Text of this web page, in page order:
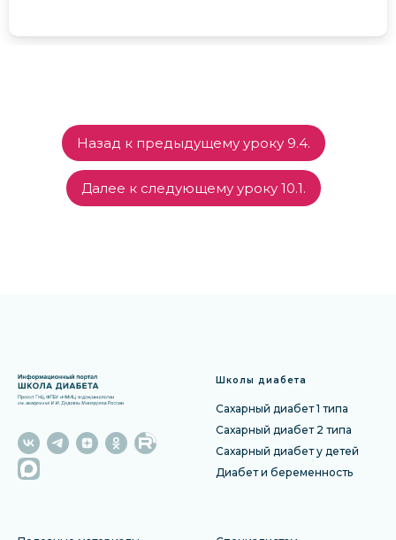
Назад к предыдущему уроку 9.4.
Далее к следующему уроку 10.1.
Школы диабета
Сахарный диабет 1 типа
Сахарный диабет 2 типа
Сахарный диабет у детей
Диабет и беременность